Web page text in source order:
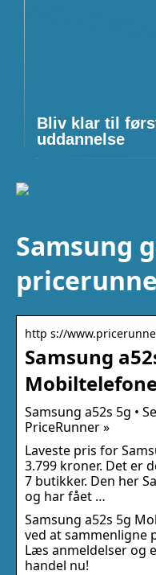
Bliv klar til
uddannelse
Samsung
http s://
Samsung
Samsung a52s 5g •
PriceRunner »
Laveste pris for
3.799 kroner. Det er
7 butikker. Den her
og har fået …
Samsung a52s 5g
ved at sammenligne
Læs anmeldelser og
handel nu!